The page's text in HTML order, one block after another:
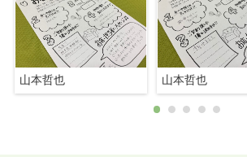
山本哲也 山本哲也